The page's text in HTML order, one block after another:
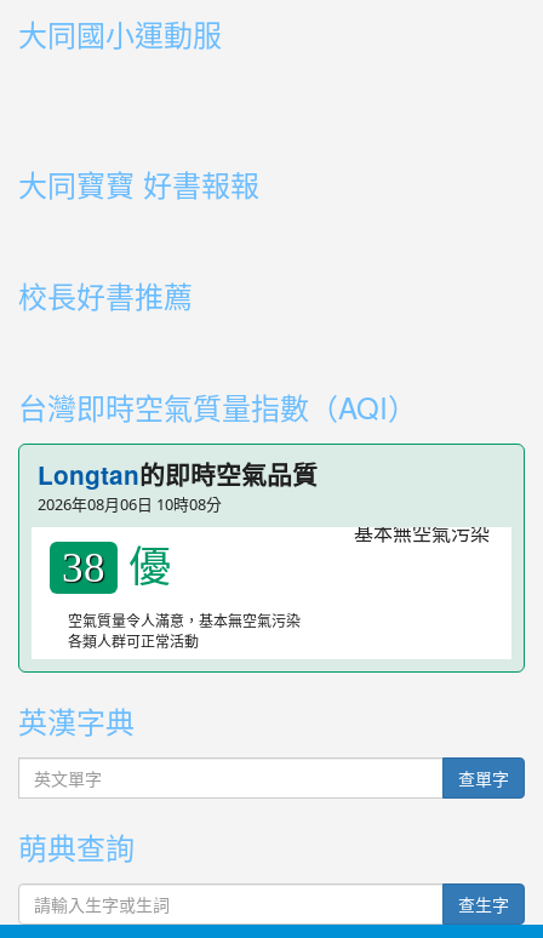
大同國小運動服
大同寶寶 好書報報
校長好書推薦
台灣即時空氣質量指數（AQI）
Longtan的即時空氣品質
2026年08月06日 10時08分
38 優
空氣質量令人滿意，基本無空氣污染
各類人群可正常活動
英漢字典
英文單字 查單字
萌典查詢
查生字